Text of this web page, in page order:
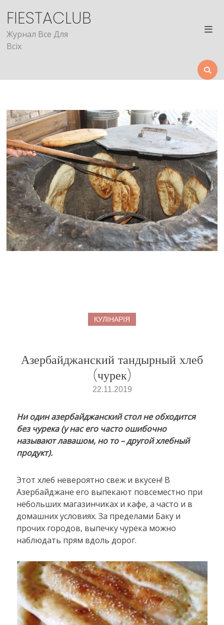
content
FIESTACLUB
Журнал Все Для
Всіх
КУЛІНАРІЯ
Азербайджанский тандырный хлеб
(чурек)
22.11.2019
Ни один азербайджанский стол не обходится
без чурека (у нас его часто ошибочно
называют лавашом, но то – другой хлебный
продукт).
Этот хлеб невероятно свеж и вкусен! В
Азербайджане его выпекают повсеместно при
небольших магазинчиках и кафе, а часто и в
домашних условиях. За пределами Баку и
прочих городов, выпечку чурека можно
наблюдать прям вдоль дорог.